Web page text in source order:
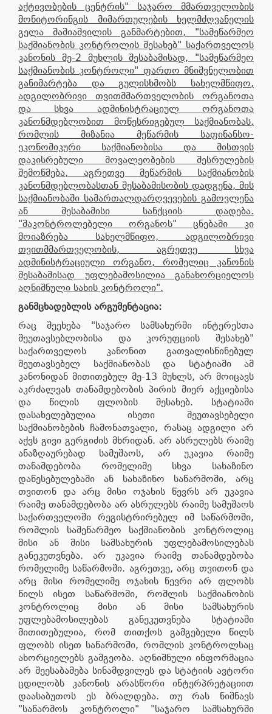
აქტივობების ცენტრის" საჯარო მმართველობის
მონიტორინგის მიმართულების ხელმძღვანელის
გელა შაშიაშვილის განმარტებით, "სამეწარმეო
საქმიანობის კონტროლის შესახებ" საქართველოს
კანონის მე-2 მუხლის შესაბამისად, "სამეწარმეო
საქმიანობის კონტროლი" ფართო მნიშვნელობით
განიმარტება და გულისხმობს სახელმწიფო,
ადგილობრივი თვითმმართველობის ორგანოთა
და სხვა ადმინისტრაციულ ორგანოთა
კანონმდებლობით მოწესრიგებულ საქმიანობას,
რომლის მიზანია მეწარმის საფინანსო-
ეკონომიკური საქმიანობისა და მისთვის
დაკისრებული მოვალეობების შესრულების
შემოწმება, აგრეთვე მეწარმის საქმიანობის
კანონმდებლობასთან შესაბამისობის დადგენა, მის
საქმიანობაში სამართალდარღვევების გამოვლენა
ან შესაბამისი სანქციის დადება.
"მაკონტროლებელი ორგანოს" ცნებაში კი
მოიაზრება სახელმწიფო, ადგილობრივი
თვითმმართველობის, აგრეთვე სხვა
ადმინისტრაციული ორგანო, რომელიც კანონის
შესაბამისად უფლებამოსილია განახორციელოს
აღნიშნული სახის კონტროლი".
განმცხადებლის არგუმენტაცია:
რაც შეეხება "საჯარო სამსახურში ინტერესთა
შეუთავსებლობისა და კორუფციის შესახებ"
საქართველოს კანონით გათვალისწინებულ
შეუთავსებელ საქმიანობას და სტატიაში ამ
კანონიდან მითითებულ მე-13 მუხლს, არ მოიცავს
აკრძალვას თანამდებობის პირის მიერ აქციებისა
და წილის ფლობის შესახებ. სტატიაში
დასახელებულია ისეთი შეუთავსებელი
საქმიანობების ჩამონათვალი, რასაც ადგილი არ
აქვს გივი გერგიძის მხრიდან. არ ასრულებს რაიმე
ანაზღაურებად სამუშაოს, არ უკავია რაიმე
თანამდებობა რომელიმე სხვა სახაზინო
დაწესებულებაში ან სახაზინო საწარმოში, არც
თვითონ და არც მისი ოჯახის წევრს არ უკავია
რაიმე თანამდებობა არ ასრულებს რაიმე სამუშაოს
საქართველოში რეგისტრირებულ იმ საწარმოში,
რომლის სამეწარმეო საქმიანობის კონტროლიც
მისი ან მისი სამსახურის უფლებამოსილებას
განეკუთვნება. არ უკავია რაიმე თანამდებობა
რომელიმე საწარმოში. აგრეთვე, არც თვითონ და
არც მისი რომელიმე ოჯახის წევრი არ ფლობს
წილს ისეთ საწარმოში, რომლის საქმიანობის
კონტროლიც მისი ან მისი სამსახურის
უფლებამოსილებას განეკუთვნება სტატიაში
მითითებულია, რომ თითქოს გამგებელი წილს
ფლობს ისეთ საწარმოში, რომლის კონტროლსაც
ახორციელებს გამგეობა. აღნიშნული ინფორმაცია
არ შეესაბამება სინამდვილეს და სტატიის ავტორი
ცდილობს კანონის არასწორი ინტერპრეტაციით
დაასაბუთოს ეს ბრალდება. თუ რას ნიშნავს
"საწარმოს კონტროლი" "საჯარო სამსახურში